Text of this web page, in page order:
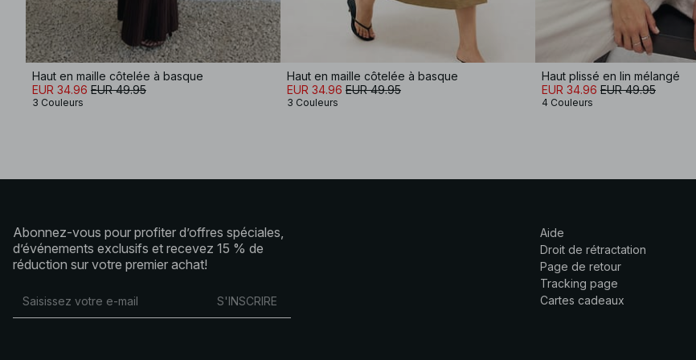
Haut en maille côtelée à basque
EUR 34.96 EUR 49.95
3 Couleurs
Haut en maille côtelée à basque
EUR 34.96 EUR 49.95
3 Couleurs
Haut plissé en lin mélangé
EUR 34.96 EUR 49.95
4 Couleurs
Abonnez-vous pour profiter d’offres spéciales,
d’événements exclusifs et recevez 15 % de
réduction sur votre premier achat!
S'INSCRIRE
Aide
Droit de rétractation
Page de retour
Tracking page
Cartes cadeaux